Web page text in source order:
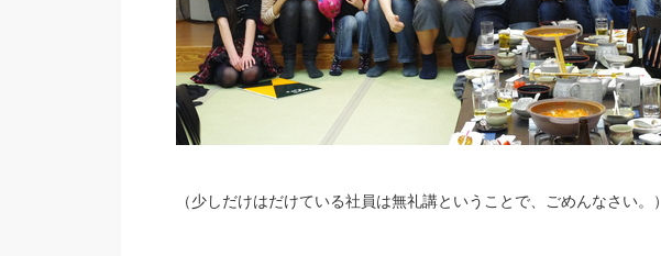
（少しだけはだけている社員は無礼講ということで、ごめんなさい。）